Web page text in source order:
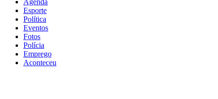
Agenda
Esporte
Política
Eventos
Fotos
Polícia
Emprego
Aconteceu